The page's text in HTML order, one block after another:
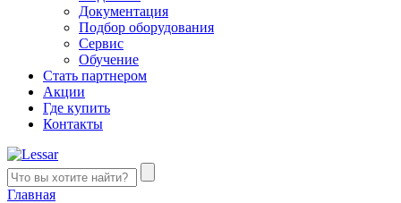
Документация
Подбор оборудования
Сервис
Обучение
Стать партнером
Акции
Где купить
Контакты
Главная